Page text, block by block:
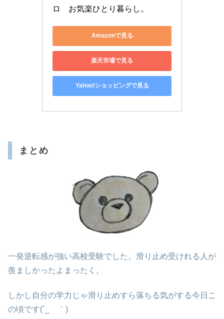
ロ　お気楽ひとり暮らし。
Amazonで見る
楽天市場で見る
Yahoo!ショッピングで見る
まとめ
一発逆転感が強い高校受験でした。滑り止め受けれる人が
羨ましかったよまったく。
しかし自分の学力じゃ滑り止めすら落ちる気がする今日こ
の頃です(´_ゝ｀)